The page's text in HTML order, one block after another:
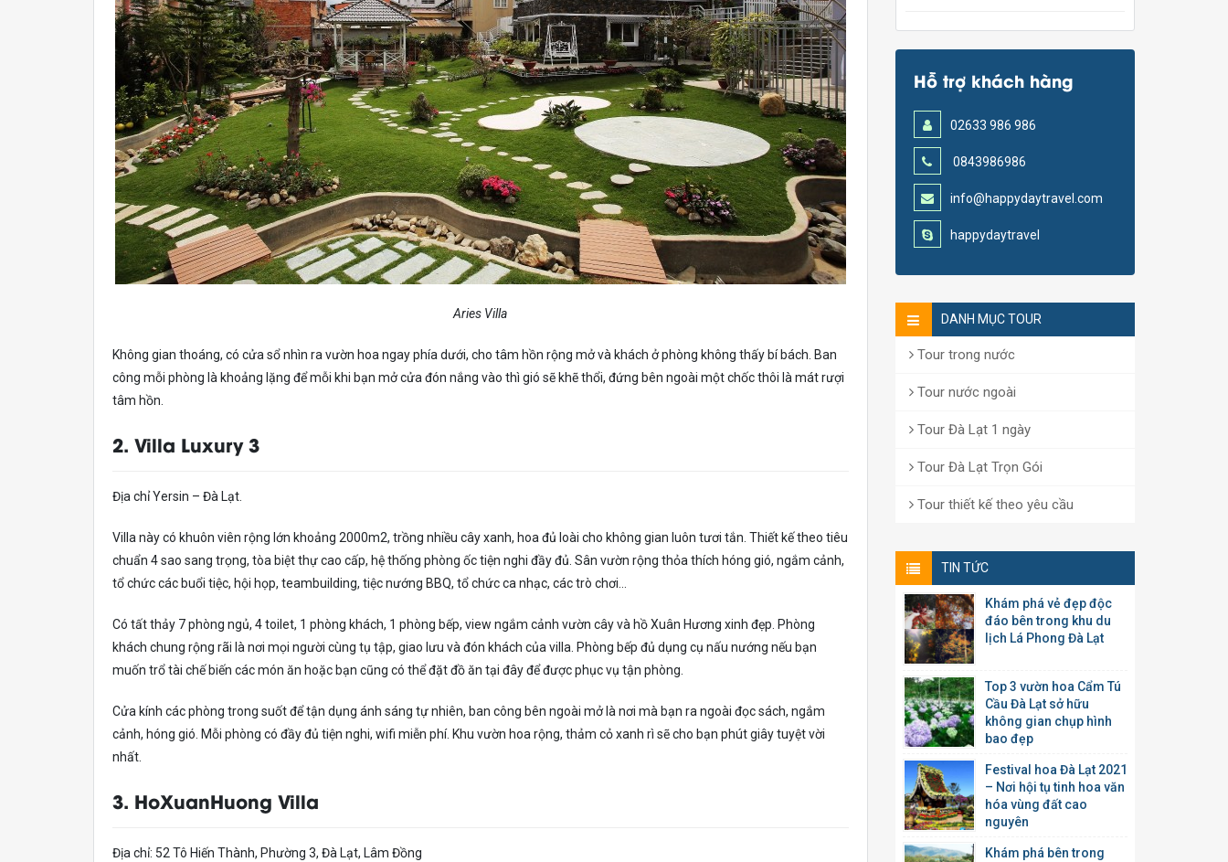
Aries Villa
Không gian thoáng, có cửa sổ nhìn ra vườn hoa ngay phía dưới, cho tâm hồn rộng mở và khách ở phòng không thấy bí bách. Ban
công mỗi phòng là khoảng lặng để mỗi khi bạn mở cửa đón nắng vào thì gió sẽ khẽ thổi, đứng bên ngoài một chốc thôi là mát rượi
tâm hồn.
2. Villa Luxury 3
Địa chỉ Yersin – Đà Lạt.
Villa này có khuôn viên rộng lớn khoảng 2000m2, trồng nhiều cây xanh, hoa đủ loài cho không gian luôn tươi tắn. Thiết kế theo tiêu
chuẩn 4 sao sang trọng, tòa biệt thự cao cấp, hệ thống phòng ốc tiện nghi đầy đủ. Sân vườn rộng thỏa thích hóng gió, ngắm cảnh,
tổ chức các buổi tiệc, hội họp, teambuilding, tiệc nướng BBQ, tổ chức ca nhạc, các trò chơi…
Có tất thảy 7 phòng ngủ, 4 toilet, 1 phòng khách, 1 phòng bếp, view ngắm cảnh vườn cây và hồ Xuân Hương xinh đẹp. Phòng
khách chung rộng rãi là nơi mọi người cùng tụ tập, giao lưu và đón khách của villa. Phòng bếp đủ dụng cụ nấu nướng nếu bạn
muốn trổ tài chế biến các món ăn hoặc bạn cũng có thể đặt đồ ăn tại đây để được phục vụ tận phòng.
Cửa kính các phòng trong suốt để tận dụng ánh sáng tự nhiên, ban công bên ngoài mở là nơi mà bạn ra ngoài đọc sách, ngắm
cảnh, hóng gió. Mỗi phòng có đầy đủ tiện nghi, wifi miễn phí. Khu vườn hoa rộng, thảm cỏ xanh rì sẽ cho bạn phút giây tuyệt vời
nhất.
3. HoXuanHuong Villa
Địa chỉ: 52 Tô Hiến Thành, Phường 3, Đà Lạt, Lâm Đồng
Hỗ trợ khách hàng
02633 986 986
0843986986
info@happydaytravel.com
happydaytravel
DANH MỤC TOUR
Tour trong nước
Tour nước ngoài
Tour Đà Lạt 1 ngày
Tour Đà Lạt Trọn Gói
Tour thiết kế theo yêu cầu
TIN TỨC
Khám phá vẻ đẹp độc
đáo bên trong khu du
lịch Lá Phong Đà Lạt
Top 3 vườn hoa Cẩm Tú
Cầu Đà Lạt sở hữu
không gian chụp hình
bao đẹp
Festival hoa Đà Lạt 2021
– Nơi hội tụ tinh hoa văn
hóa vùng đất cao
nguyên
Khám phá bên trong